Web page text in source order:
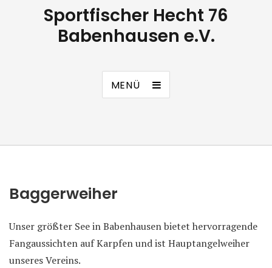
Sportfischer Hecht 76
Babenhausen e.V.
MENÜ
Baggerweiher
Unser größter See in Babenhausen bietet hervorragende
Fangaussichten auf Karpfen und ist Hauptangelweiher
unseres Vereins.